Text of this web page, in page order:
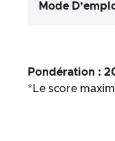
Mode
Pondération :
*Le score